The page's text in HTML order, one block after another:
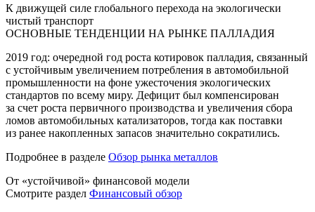
К движущей силе глобального перехода на экологически
чистый транспорт
ОСНОВНЫЕ ТЕНДЕНЦИИ НА РЫНКЕ ПАЛЛАДИЯ
2019 год: очередной год роста котировок палладия, связанный
с устойчивым увеличением потребления в автомобильной
промышленности на фоне ужесточения экологических
стандартов по всему миру. Дефицит был компенсирован
за счет роста первичного производства и увеличения сбора
ломов автомобильных катализаторов, тогда как поставки
из ранее накопленных запасов значительно сократились.
Подробнее в разделе Обзор рынка металлов
От «устойчивой» финансовой модели
Смотрите раздел Финансовый обзор